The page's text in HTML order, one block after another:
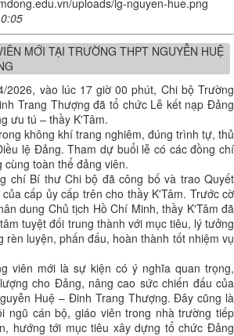
uploads/lg-nguyen-hue.png
2026, vào lúc 17 giờ 00 phút, Chi bộ Trường
Trang Thượng đã tổ chức Lễ kết nạp Đảng
ưu tú – thầy K'Tâm.
không khí trang nghiêm, đúng trình tự, thủ
lệ Đảng. Tham dự buổi lễ có các đồng chí
toàn thể đảng viên.
chí Bí thư Chi bộ đã công bố và trao Quyết
cấp ủy cấp trên cho thầy K'Tâm. Trước cờ
dung Chủ tịch Hồ Chí Minh, thầy K'Tâm đã
tuyệt đối trung thành với mục tiêu, lý tưởng
luyện, phấn đấu, hoàn thành tốt nhiệm vụ
viên mới là sự kiện có ý nghĩa quan trọng,
cho Đảng, nâng cao sức chiến đấu của
Huệ – Đinh Trang Thượng. Đây cũng là
ngũ cán bộ, giáo viên trong nhà trường tiếp
hướng tới mục tiêu xây dựng tổ chức Đảng